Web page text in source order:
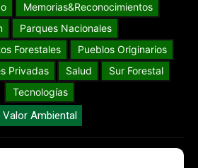
Memorias&Reconocimientos
Parques Nacionales
Forestales
Pueblos Originarios
Privadas
Salud
Sur Forestal
Tecnologías
Valor Ambiental